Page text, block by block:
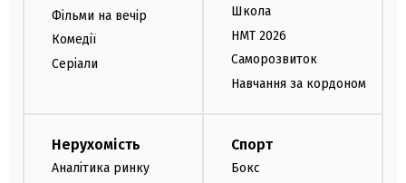
Фільми на вечір
Комедії
Серіали
Школа
НМТ 2026
Саморозвиток
Навчання за кордоном
Нерухомість
Аналітика ринку
Спорт
Бокс